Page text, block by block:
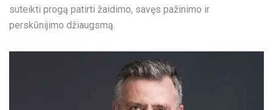
suteikti progą patirti žaidimo, savęs pažinimo ir
perskūnijimo džiaugsmą.